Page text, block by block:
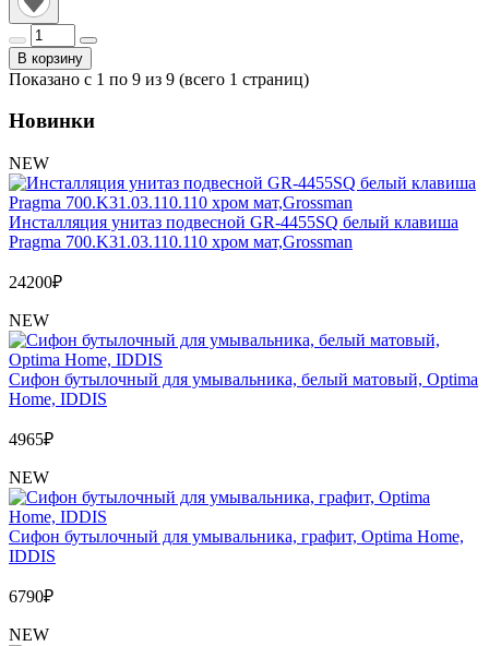
В корзину
Показано с 1 по 9 из 9 (всего 1 страниц)
Новинки
NEW
Инсталляция унитаз подвесной GR-4455SQ белый клавиша
Pragma 700.K31.03.110.110 хром мат,Grossman
24200₽
NEW
Сифон бутылочный для умывальника, белый матовый, Optima
Home, IDDIS
4965₽
NEW
Сифон бутылочный для умывальника, графит, Optima Home,
IDDIS
6790₽
NEW